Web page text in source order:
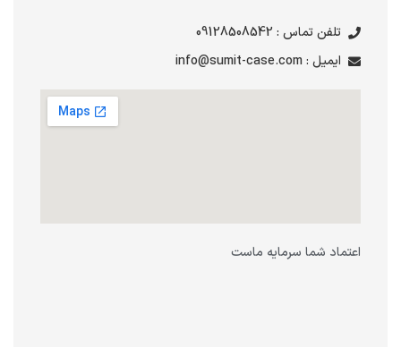
تلفن تماس : 09128508542
ایمیل : info@sumit-case.com
اعتماد شما سرمایه ماست